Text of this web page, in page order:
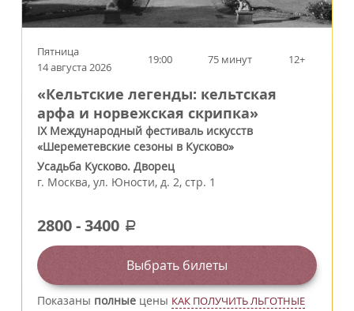
Пятница
14 августа 2026
19:00 75 минут 12+
«Кельтские легенды: кельтская
арфа и норвежская скрипка»
IX Международный фестиваль искусств
«Шереметевские сезоны в Кусково»
Усадьба Кусково. Дворец
г. Москва, ул. Юности, д. 2, стр. 1
2800-3400 a
Выбрать билеты
Показаны полные цены КАК ПОЛУЧИТЬ ЛЬГОТНЫЕ